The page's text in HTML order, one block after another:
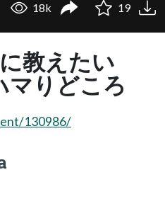
18k 19
教えたい
りどころ
130986/